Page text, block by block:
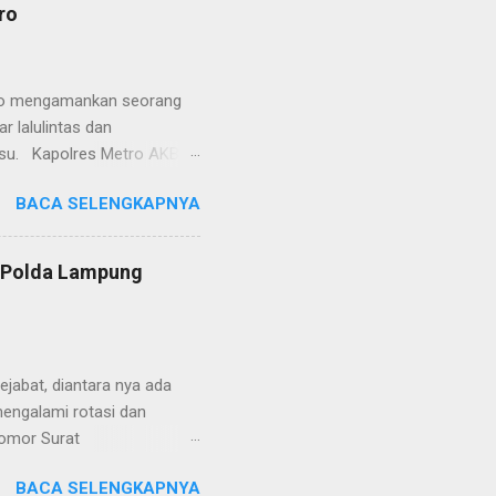
ketika telah
mengamankan seorang
lalulintas dan
Kapolres Metro AKBP
Taqwa, Jalan AH
Polres Metro
tepatnya di TL Taqwa
bongkar muat tepung
BACA SELENGKAPNYA
Lampung
diantara nya ada
rotasi dan
Surat
tersebut ada
BACA SELENGKAPNYA